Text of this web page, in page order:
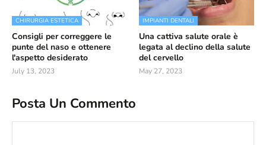
CHIRURGIA ESTETICA
Consigli per correggere le
punte del naso e ottenere
l'aspetto desiderato
July 13, 2023
IMPIANTI DENTALI
Una cattiva salute orale è
legata al declino della salute
del cervello
May 27, 2023
Posta Un Commento